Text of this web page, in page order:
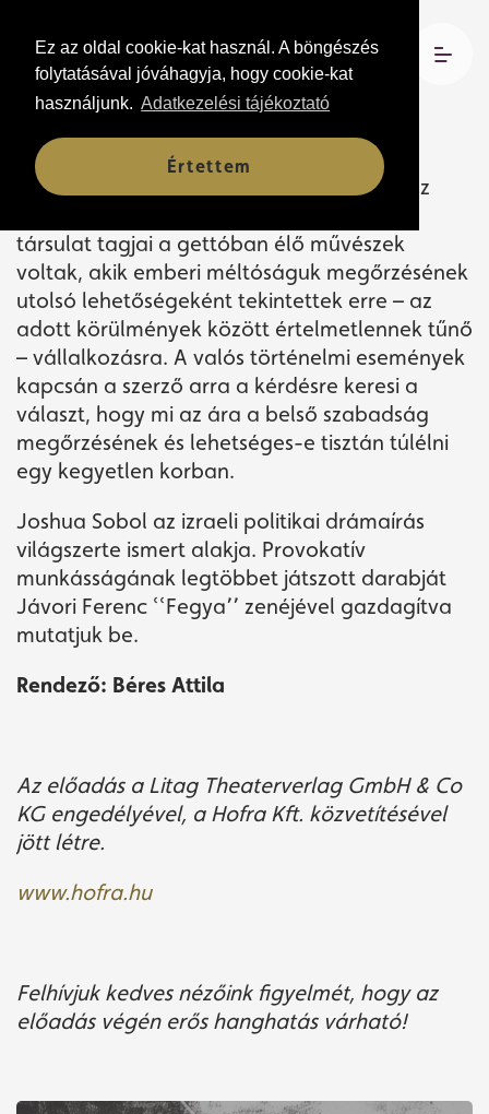
Ez az oldal cookie-kat használ. A böngészés
folytatásával jóváhagyja, hogy cookie-kat
használjunk. Adatkezelési tájékoztató
Értettem
2026. június 19. 19:00
Csokonai Teátrum
A Gettó a vilnai gettóban alapított színház
társulat tagjai a gettóban élő művészek
voltak, akik emberi méltóságuk megőrzésének
utolsó lehetőségeként tekintettek erre – az
adott körülmények között értelmetlennek tűnő
– vállalkozásra. A valós történelmi események
kapcsán a szerző arra a kérdésre keresi a
választ, hogy mi az ára a belső szabadság
megőrzésének és lehetséges-e tisztán túlélni
egy kegyetlen korban.
Joshua Sobol az izraeli politikai drámaírás
világszerte ismert alakja. Provokatív
munkásságának legtöbbet játszott darabját
Jávori Ferenc ՙՙFegya՚՚ zenéjével gazdagítva
mutatjuk be.
Rendező: Béres Attila
Az előadás a Litag Theaterverlag GmbH & Co
KG engedélyével, a Hofra Kft. közvetítésével
jött létre.
www.hofra.hu
Felhívjuk kedves nézőink figyelmét, hogy az
előadás végén erős hanghatás várható!